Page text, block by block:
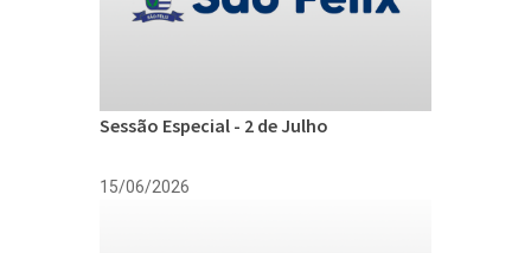
Sessão Especial - 2 de Julho
15/06/2026